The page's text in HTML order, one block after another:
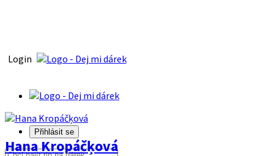
Login
Přihlásit se
Hana Kropáčķová